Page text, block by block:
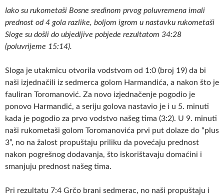
Iako su rukometaši Bosne sredinom prvog poluvremena imali
prednost od 4 gola razlike, boljom igrom u nastavku rukometaši
Sloge su došli do ubjedljive pobjede rezultatom 34:28
(poluvrijeme 15:14).
Sloga je utakmicu otvorila vodstvom od 1:0 (broj 19) da bi
naši izjednačili iz sedmerca golom Harmandića, a nakon što je
fauliran Toromanović. Za novo izjednačenje pogodio je
ponovo Harmandić, a seriju golova nastavio je i u 5. minuti
kada je pogodio za prvo vodstvo našeg tima (3:2). U 9. minuti
naši rukometaši golom Toromanovića prvi put dolaze do “plus
3”, no na žalost propuštaju priliku da povećaju prednost
nakon pogrešnog dodavanja, što iskorištavaju domaćini i
smanjuju prednost našeg tima.
Pri rezultatu 7:4 Grčo brani sedmerac, no naši propuštaju i